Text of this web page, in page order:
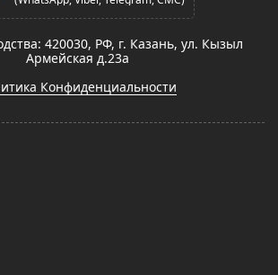
420030, РФ, г. Казань, ул. Кызыл
Армейская д.23а
Конфиденциальности